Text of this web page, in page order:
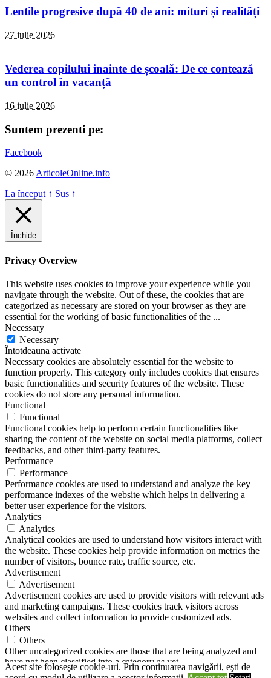
Lentile progresive după 40 de ani: mituri și realități
27 iulie 2026
Vederea copilului inainte de școală: De ce contează
un control în vacanță
16 iulie 2026
Suntem prezenti pe:
Facebook
© 2026 ArticoleOnline.info
La început ↑ Sus ↑
Acest site foloseşte cookie-uri. Prin continuarea navigării, eşti de
Închide
Privacy Overview
This website uses cookies to improve your experience while you
navigate through the website. Out of these, the cookies that are
categorized as necessary are stored on your browser as they are
essential for the working of basic functionalities of the ...
Necessary
Necessary
Întotdeauna activate
Necessary cookies are absolutely essential for the website to
function properly. This category only includes cookies that ensures
basic functionalities and security features of the website. These
cookies do not store any personal information.
Functional
Functional
Functional cookies help to perform certain functionalities like
sharing the content of the website on social media platforms, collect
feedbacks, and other third-party features.
Performance
Performance
Performance cookies are used to understand and analyze the key
performance indexes of the website which helps in delivering a
better user experience for the visitors.
Analytics
Analytics
Analytical cookies are used to understand how visitors interact with
the website. These cookies help provide information on metrics the
number of visitors, bounce rate, traffic source, etc.
Advertisement
Advertisement
Advertisement cookies are used to provide visitors with relevant ads
and marketing campaigns. These cookies track visitors across
websites and collect information to provide customized ads.
Others
Others
Other uncategorized cookies are those that are being analyzed and
have not been classified into a category as yet.
SALVEAZĂ ȘI ACCEPTĂ